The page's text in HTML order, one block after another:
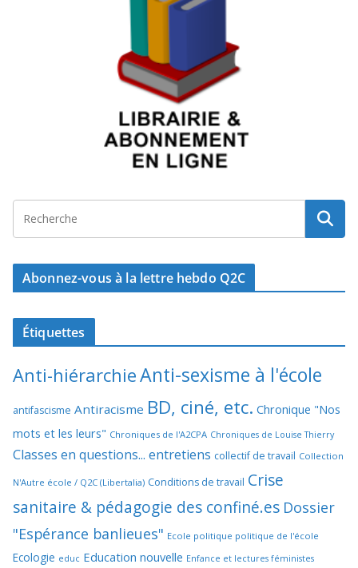
Abonnez-vous à la lettre hebdo Q2C
Étiquettes
Anti-hiérarchieAnti-sexisme à l'école
antifascisme Antiracisme BD, ciné, etc. Chronique "Nos
mots et les leurs" Chroniques de l'A2CPA Chroniques de Louise Thierry
Classes en questions... entretiens collectif de travail Collection
N'Autre école / Q2C (Libertalia) Conditions de travail Crise
sanitaire & pédagogie des confiné.es Dossier
"Espérance banlieues" Ecole politique politique de l'école
Ecologie educ Education nouvelle Enfance et lectures féministes